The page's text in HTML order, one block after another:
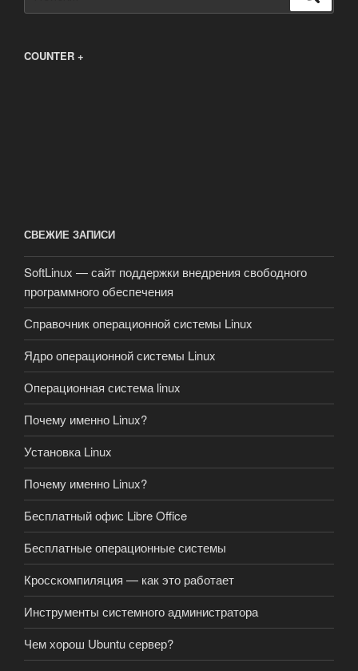
COUNTER +
СВЕЖИЕ ЗАПИСИ
SoftLinux — сайт поддержки внедрения свободного
программного обеспечения
Справочник операционной системы Linux
Ядро операционной системы Linux
Операционная система linux
Почему именно Linux?
Установка Linux
Почему именно Linux?
Бесплатный офис Libre Office
Бесплатные операционные системы
Кросскомпиляция — как это работает
Инструменты системного администратора
Чем хорош Ubuntu сервер?